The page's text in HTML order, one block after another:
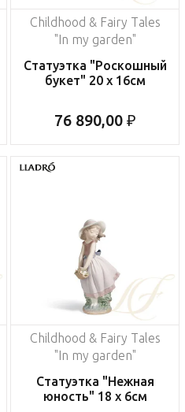
Childhood & Fairy Tales
"In my garden"
Статуэтка "Роскошный
букет" 20 x 16см
76 890,00 ₽
Childhood & Fairy Tales
"In my garden"
Статуэтка "Нежная
юность" 18 x 6см